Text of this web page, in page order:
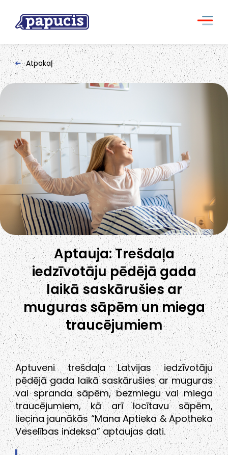
Atpakaļ
Aptauja: Trešdaļa
iedzīvotāju pēdējā gada
laikā saskārušies ar
muguras sāpēm un miega
traucējumiem
Aptuveni trešdaļa Latvijas iedzīvotāju
pēdējā gada laikā saskārušies ar muguras
vai spranda sāpēm, bezmiegu vai miega
traucējumiem, kā arī locītavu sāpēm,
liecina jaunākās “Mana Aptieka & Apotheka
Veselības indeksa” aptaujas dati.